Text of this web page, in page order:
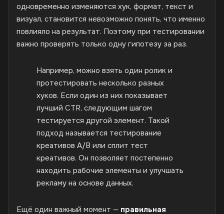
одновременно изменяются хук, формат, текст и
визуал, становится невозможно понять, что именно
повлияло на результат. Поэтому при тестировании
важно проверять только одну гипотезу за раз.
Например, можно взять один ролик и
протестировать несколько разных
хуков. Если один из них показывает
лучший CTR, следующим шагом
тестируется другой элемент. Такой
подход называется тестирование
креативов A/B или сплит тест
креативов. Он позволяет постепенно
находить рабочие элементы и улучшать
рекламу на основе данных.
Ещё один важный момент — правильная